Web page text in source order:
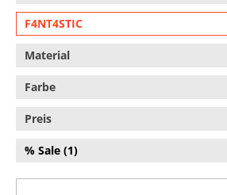
F4NT4STIC
Material
Farbe
Preis
% Sale (1)